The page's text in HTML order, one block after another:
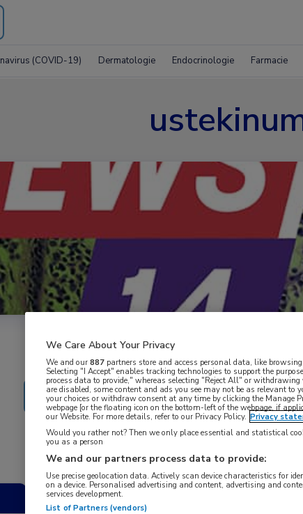
(COVID-19) Dermatologie Endocrinologie Farmacie
Nieuws Dermatologie
We Care About Your Privacy
We and our887 partners store and access personal data, like
Selecting "I Accept" enables tracking technologies to support the
process data to provide," whereas selecting "Reject All" or
are disabled, some content and ads you see may not be as relevant to
your choices or withdraw consent at any time by clicking the Manage
webpage [or the floating icon on the bottom-left of the webpage, if
our Website. For more details, refer to our Privacy Policy. Privacy
Would you rather not? Then we only place essential and statistical
you as a person
We and our partners process data to provide:
Use precise geolocation data. Actively scan device characteristics for
on a device. Personalised advertising and content, advertising and
services development.
List of Partners (vendors)